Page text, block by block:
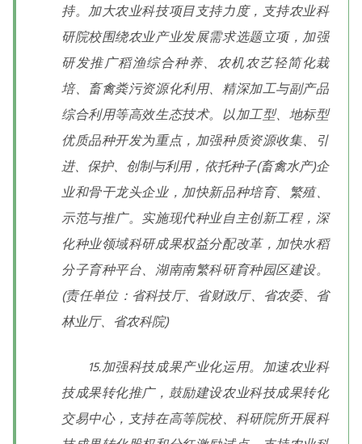
持。加大农业科技项目支持力度，支持农业科
研院校围绕农业产业发展需求选题立项，加强
研发推广稻渔综合种养、农机农艺轻简化栽
培、畜禽粪污资源化利用、精深加工与副产品
综合利用等高效生态技术。以加工型、地标型
优质品种开发为重点，加强种质资源收集、引
进、保护、创制与利用，依托种子(畜禽水产)企
业和骨干龙头企业，加快新品种培育、繁殖、
示范与推广。实施现代种业自主创新工程，深
化种业领域科研成果权益分配改革，加快水稻
分子育种平台、湖南南繁科研育种园区建设。
(责任单位：省科技厅、省财政厅、省农委、省
林业厅、省农科院)
15.加强科技成果产业化运用。加速农业科
技成果转化推广，鼓励建设农业科技成果转化
交易中心，支持在高等院校、科研院所开展科